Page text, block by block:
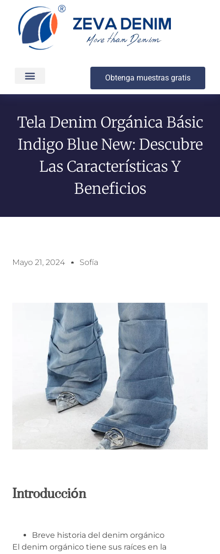
Obtenga muestras gratis
Tela Denim Orgánica Básic
Indigo Blue New: Descubre
Las Características Y
Beneficios
Mayo 21, 2024 Sofía
Introducción
Breve historia del denim orgánico
El denim orgánico tiene sus raíces en la